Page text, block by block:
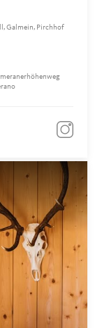
Galmein, Pirchhof